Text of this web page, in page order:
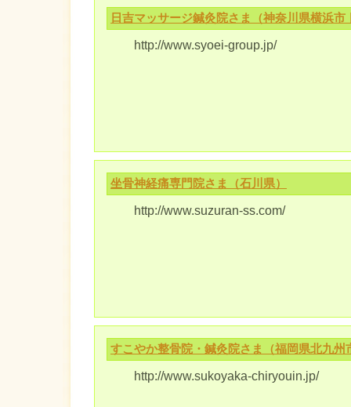
日吉マッサージ鍼灸院さま（神奈川県横浜市
http://www.syoei-group.jp/
坐骨神経痛専門院さま（石川県）
http://www.suzuran-ss.com/
すこやか整骨院・鍼灸院さま（福岡県北九州
http://www.sukoyaka-chiryouin.jp/